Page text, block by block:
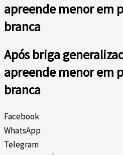
apreende menor em
branca
Após briga
apreende menor em
branca
Facebook
WhatsApp
Telegram